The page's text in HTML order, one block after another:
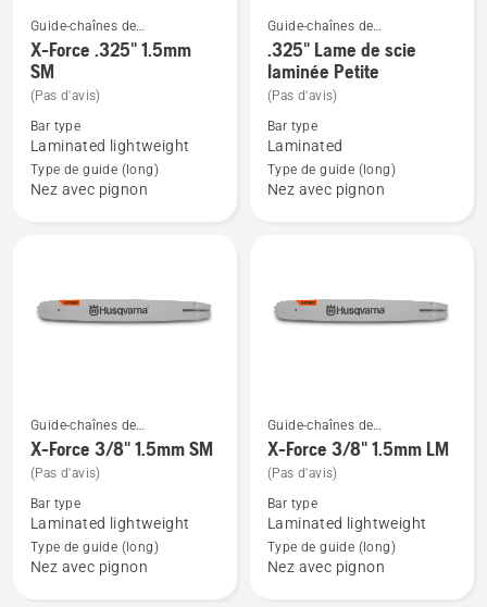
Voir
plus
de
détails
sur
Force
Guide-chaînes de
tronçonneuses
X-Force .325" 1.5mm
SM
(Pas d'avis)
Bar type
Laminated lightweight
Type de guide (long)
Nez avec pignon
Voir
plus
de
détails
sur
.325"
Lame
Petite
Guide-chaînes de
tronçonneuses
.325" Lame de scie
laminée Petite
(Pas d'avis)
Bar type
Laminated
Type de guide (long)
Nez avec pignon
Voir
plus
de
détails
sur
Guide-chaînes de
tronçonneuses
X-Force 3/8" 1.5mm SM
(Pas d'avis)
Bar type
Laminated lightweight
Type de guide (long)
Nez avec pignon
Voir
plus
de
détails
sur
Guide-chaînes de
tronçonneuses
X-Force 3/8" 1.5mm LM
(Pas d'avis)
Bar type
Laminated lightweight
Type de guide (long)
Nez avec pignon